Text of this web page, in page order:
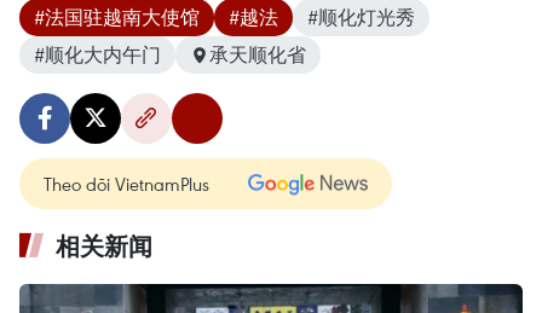
#法国驻越南大使馆 #越法
#顺化灯光秀
#顺化大内午门
承天顺化省
Theo dõi VietnamPlus
相关新闻